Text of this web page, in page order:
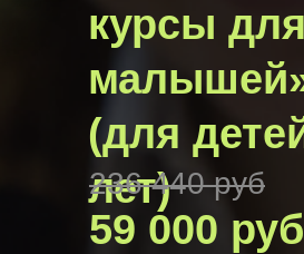
курсы для
(для
лет)
236 440 руб
59 000 руб